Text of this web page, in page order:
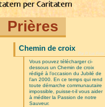
Prières
Chemin de croix
Par P. Luc Fritz
Vous pouvez télécharger ci-
dessous un Chemin de croix
rédigé à l’occasion du Jubilé de
l’an 2000. En ce temps qui rend
toute démarche communautaire
impossible, puisse-t-il vous aider
à méditer la Passion de notre
Sauveur.